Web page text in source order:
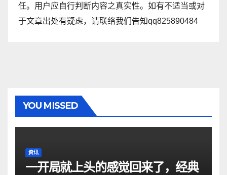
任。用户应自行判断内容之真实性。如有不适当或对
于文章出处有疑虑，请联络我们告知qq825890484
YOU MISSED
资讯
一开局就上头的感觉回来了，经典